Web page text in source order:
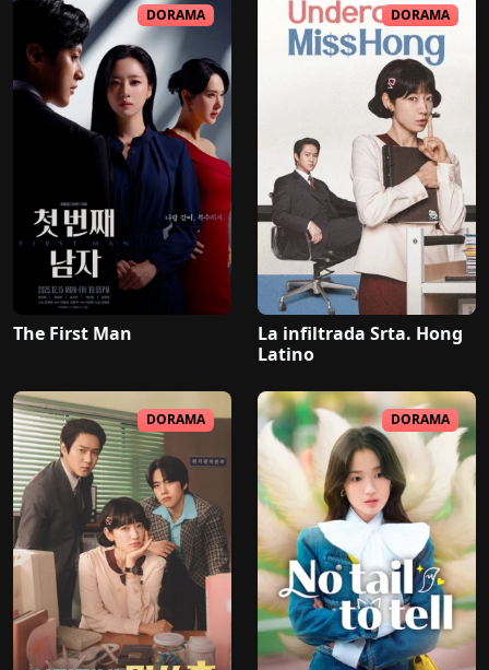
DORAMA
The First Man
DORAMA
La infiltrada Srta. Hong
Latino
DORAMA DORAMA